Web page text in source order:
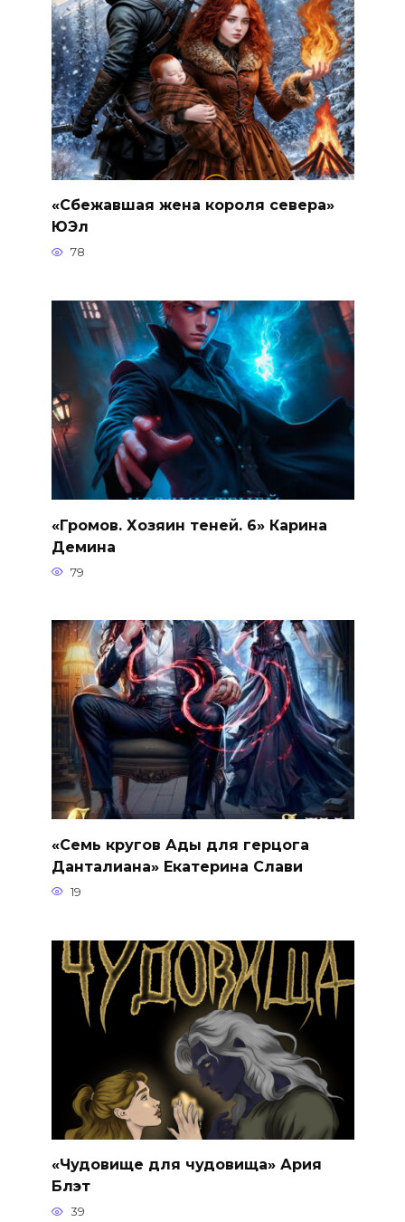
«Сбежавшая жена короля севера»
ЮЭл
78
«Громов. Хозяин теней. 6» Карина
Демина
79
«Семь кругов Ады для герцога
Данталиана» Екатерина Слави
19
«Чудовище для чудовища» Ария
Блэт
39